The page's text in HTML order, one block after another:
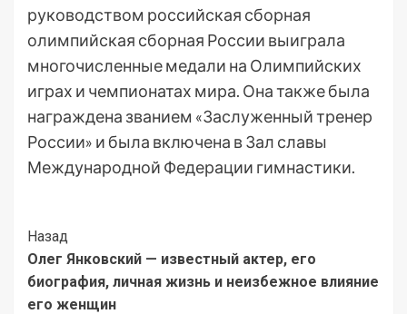
руководством российская сборная
олимпийская сборная России выиграла
многочисленные медали на Олимпийских
играх и чемпионатах мира. Она также была
награждена званием «Заслуженный тренер
России» и была включена в Зал славы
Международной Федерации гимнастики.
Post
Navigation
Назад
Олег Янковский — известный актер, его
биография, личная жизнь и неизбежное влияние
его женщин